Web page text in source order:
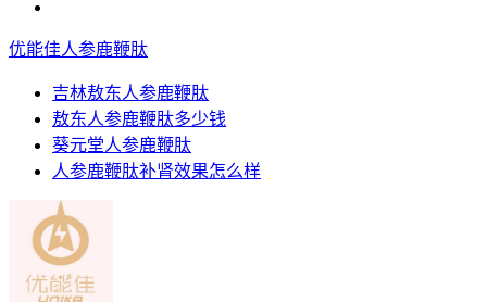
优能佳人参鹿鞭肽
吉林敖东人参鹿鞭肽
敖东人参鹿鞭肽多少钱
葵元堂人参鹿鞭肽
人参鹿鞭肽补肾效果怎么样